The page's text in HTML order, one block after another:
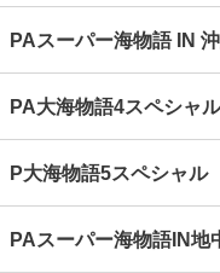
PAスーパー海物語 IN
PA大海物語4スペシャ
P大海物語5スペシャル
PAスーパー海物語IN地